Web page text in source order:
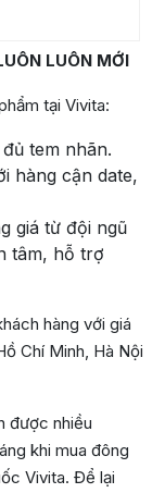
LUÔN MỚI
tại Vivita:
tem nhãn.
hàng cận date,
giá từ đội ngũ
tâm, hỗ trợ
hàng với giá
Chí Minh, Hà Nội
được nhiều
khi mua đông
Vivita. Để lại